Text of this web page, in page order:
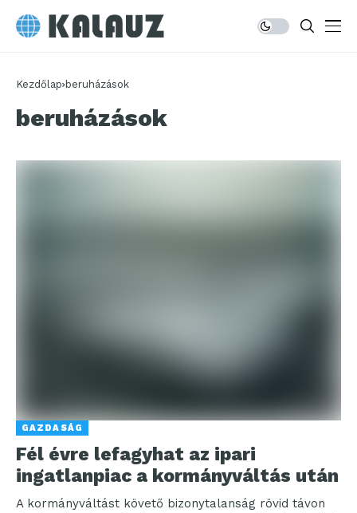
Kezdőlap beruházások
beruházások
GAZDASÁG
Fél évre lefagyhat az ipari
ingatlanpiac a kormányváltás után
A kormányváltást követő bizonytalanság rövid távon